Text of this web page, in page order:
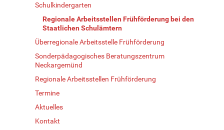
Schulkindergarten
Regionale Arbeitsstellen Frühförderung bei den
Staatlichen Schulämtern
Überregionale Arbeitsstelle Frühförderung
Sonderpädagogisches Beratungszentrum
Neckargemünd
Regionale Arbeitsstellen Frühförderung
Termine
Aktuelles
Kontakt